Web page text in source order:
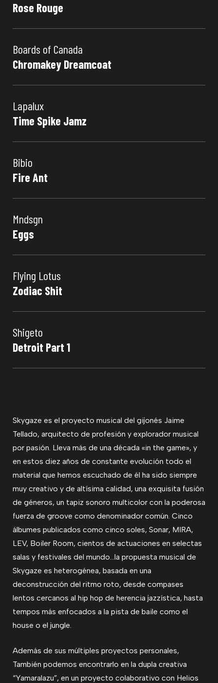
Rose Rouge
Boards of Canada
Chromakey Dreamcoat
Lapalux
Time Spike Jamz
Bibio
Fire Ant
Mndsgn
Eggs
Flying Lotus
Zodiac Shit
Shigeto
Detroit Part 1
Skygaze es el proyecto musical del gijonés Jaime
Tellado, arquitecto de profesión y explorador musical
por pasión. Lleva más de una década «in the game», y
en estos diez años de constante evolución todo el
material que hemos escuchado de él ha sido siempre
muy creativo y de altísima calidad, una exquisita fusión
de géneros, un tapiz sonoro multicolor con la poderosa
fuerza de groove como denominador común. Cinco
álbumes publicados como cinco soles, Sonar, MIRA,
LEV, Boiler Room, cientos de actuaciones en selectas
salas y festivales del mundo…la propuesta musical de
Skygaze es heterogénea, basada en una
deconstrucción del ritmo roto, desde compases
lentos cercanos al hip hop de herencia jazzística, hasta
tempos más enfocados a la pista de baile como el
house o el jungle.
Además de sus múltiples proyectos personales,
También podemos encontrarlo en la dupla creativa
“Yamaralazu”, en un proyecto colaborativo con Helios